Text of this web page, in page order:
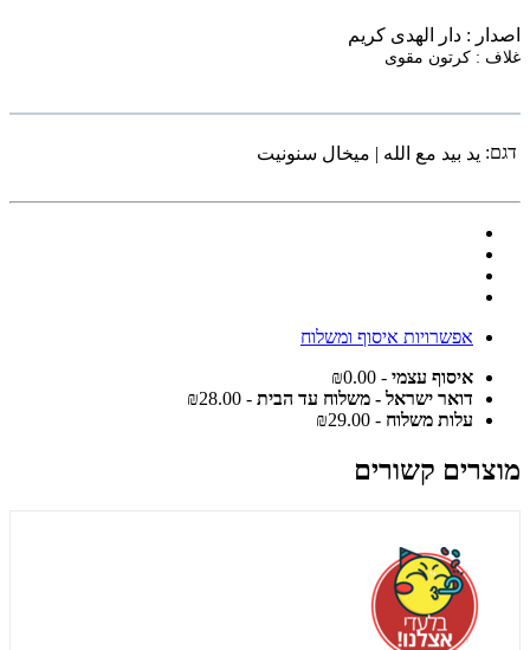
اصدار : دار الهدى كريم
غلاف : كرتون مقوى
דגם: يد بيد مع الله | ميخال سنونيت
אפשרויות איסוף ומשלוח
איסוף עצמי - ₪0.00
דואר ישראל - משלוח עד הבית - ₪28.00
עלות משלוח - ₪29.00
מוצרים קשורים